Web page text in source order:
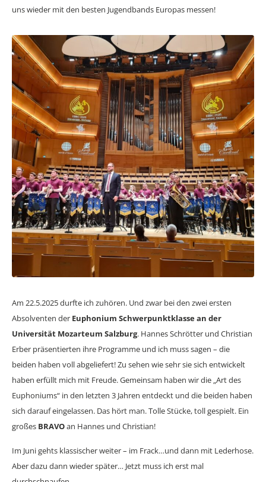
uns wieder mit den besten Jugendbands Europas messen!
Am 22.5.2025 durfte ich zuhören. Und zwar bei den zwei ersten
Absolventen der Euphonium Schwerpunktklasse an der
Universität Mozarteum Salzburg. Hannes Schrötter und Christian
Erber präsentierten ihre Programme und ich muss sagen – die
beiden haben voll abgeliefert! Zu sehen wie sehr sie sich entwickelt
haben erfüllt mich mit Freude. Gemeinsam haben wir die „Art des
Euphoniums“ in den letzten 3 Jahren entdeckt und die beiden haben
sich darauf eingelassen. Das hört man. Tolle Stücke, toll gespielt. Ein
großes BRAVOan Hannes und Christian!
Im Juni gehts klassischer weiter – im Frack…und dann mit Lederhose.
Aber dazu dann wieder später… Jetzt muss ich erst mal